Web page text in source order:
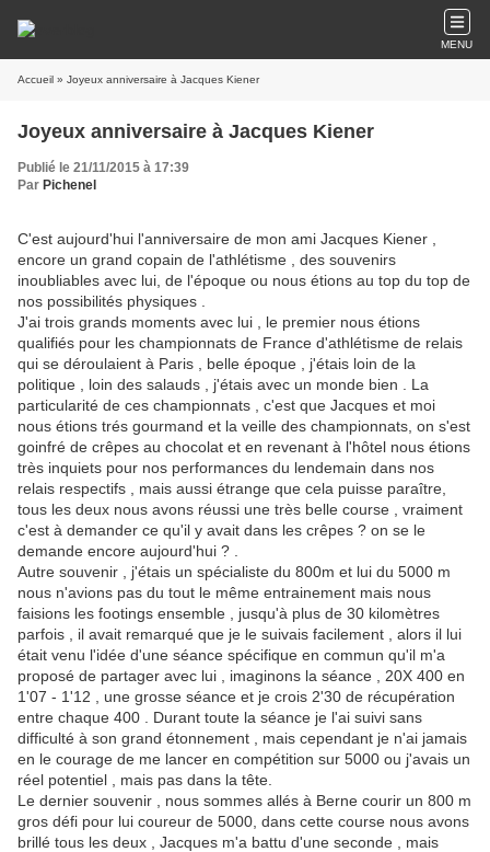
MENU
Accueil » Joyeux anniversaire à Jacques Kiener
Joyeux anniversaire à Jacques Kiener
Publié le 21/11/2015 à 17:39
Par Pichenel
C'est aujourd'hui l'anniversaire de mon ami Jacques Kiener ,
encore un grand copain de l'athlétisme , des souvenirs
inoubliables avec lui, de l'époque ou nous étions au top du top de
nos possibilités physiques .
J'ai trois grands moments avec lui , le premier nous étions
qualifiés pour les championnats de France d'athlétisme de relais
qui se déroulaient à Paris , belle époque , j'étais loin de la
politique , loin des salauds , j'étais avec un monde bien . La
particularité de ces championnats , c'est que Jacques et moi
nous étions trés gourmand et la veille des championnats, on s'est
goinfré de crêpes au chocolat et en revenant à l'hôtel nous étions
très inquiets pour nos performances du lendemain dans nos
relais respectifs , mais aussi étrange que cela puisse paraître,
tous les deux nous avons réussi une très belle course , vraiment
c'est à demander ce qu'il y avait dans les crêpes ? on se le
demande encore aujourd'hui ? .
Autre souvenir , j'étais un spécialiste du 800m et lui du 5000 m
nous n'avions pas du tout le même entrainement mais nous
faisions les footings ensemble , jusqu'à plus de 30 kilomètres
parfois , il avait remarqué que je le suivais facilement , alors il lui
était venu l'idée d'une séance spécifique en commun qu'il m'a
proposé de partager avec lui , imaginons la séance , 20X 400 en
1'07 - 1'12 , une grosse séance et je crois 2'30 de récupération
entre chaque 400 . Durant toute la séance je l'ai suivi sans
difficulté à son grand étonnement , mais cependant je n'ai jamais
en le courage de me lancer en compétition sur 5000 ou j'avais un
réel potentiel , mais pas dans la tête.
Le dernier souvenir , nous sommes allés à Berne courir un 800 m
gros défi pour lui coureur de 5000, dans cette course nous avons
brillé tous les deux , Jacques m'a battu d'une seconde , mais